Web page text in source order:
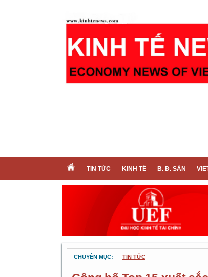
TIN TỨC KINH TẾ B. Đ. SẢN
CHUYÊN MỤC: TIN TỨC